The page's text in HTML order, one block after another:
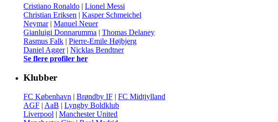
Cristiano Ronaldo | Lionel Messi
Christian Eriksen | Kasper Schmeichel
Neymar| Manuel Neuer
Gianluigi Donnarumma | Thomas Delaney
Rasmus Falk | Pierre-Emile Højbjerg
Daniel Agger| Nicklas Bendtner
Se flere profiler her
Klubber
FC København | Brøndby IF | FC Midtjylland
AGF | AaB | Lyngby Boldklub
Liverpool | Manchester United